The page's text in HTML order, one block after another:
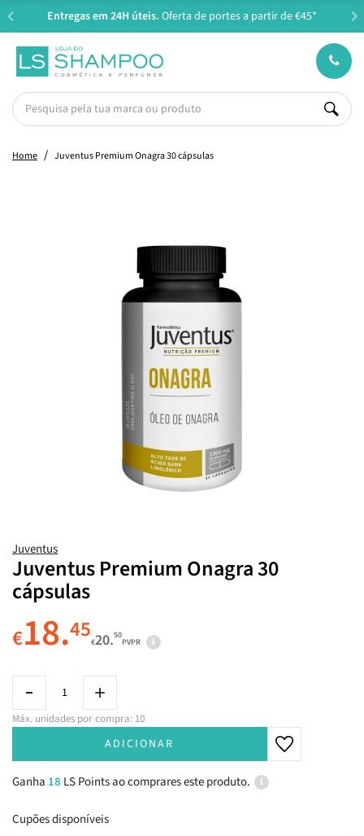
Entregas em 24H úteis. Oferta de portes a partir de €45*
Home Juventus Premium Onagra 30 cápsulas
Juventus
Juventus Premium Onagra 30
cápsulas
€18.45€20.50
PVPR
Máx. unidades por compra: 10
ADICIONAR
Ganha 18 LS Points ao comprares este produto.
Cupões disponíveis